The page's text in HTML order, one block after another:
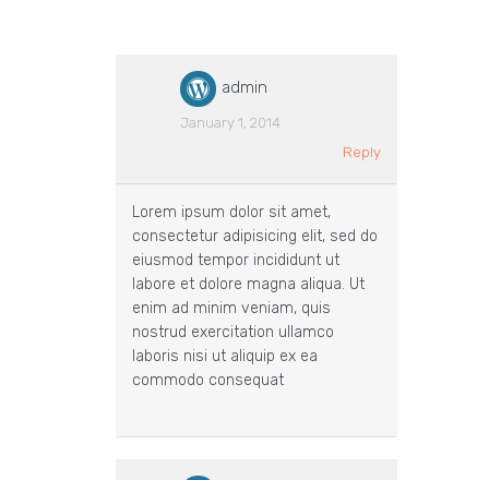
admin
January 1, 2014
Reply
Lorem ipsum dolor sit amet,
consectetur adipisicing elit, sed do
eiusmod tempor incididunt ut
labore et dolore magna aliqua. Ut
enim ad minim veniam, quis
nostrud exercitation ullamco
laboris nisi ut aliquip ex ea
commodo consequat